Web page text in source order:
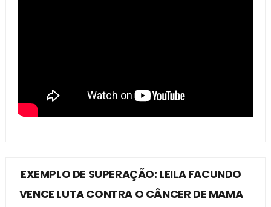
EXEMPLO DE SUPERAÇÃO: LEILA FACUNDO
VENCE LUTA CONTRA O CÂNCER DE MAMA